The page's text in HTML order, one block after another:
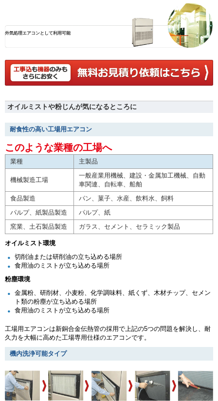
外気処理エアコンとして利用可能
オイルミストや粉じんが気になるところに
耐食性の高い工場用エアコン
このような業種の工場へ
業種 主製品
機械製造工場
一般産業用機械、建設・金属加工機械、自動
車関連、自転車、船舶
食品製造
パン、菓子、水産、飲料水、飼料
パルプ、紙製品製造
パルプ、紙
窯業、土石製品製造
ガラス、セメント、セラミック製品
オイルミスト環境
切削油または研削油の立ち込める場所
食用油のミストが立ち込める場所
粉塵環境
金属粉、研削材、小麦粉、化学調味料、紙くず、木材チップ、セメン
ト類の粉塵が立ち込める場所
食用油のミストが立ち込める場所
工場用エアコンは新銅合金伝熱管の採用で上記の5つの問題を解決し、耐
久力を大幅に高めた工場専用仕様のエアコンです。
機内洗浄可能タイプ